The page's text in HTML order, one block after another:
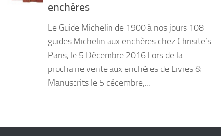
enchères
Le Guide Michelin de 1900 à nos jours 108
guides Michelin aux enchères chez Chrisite’s
Paris, le 5 Décembre 2016 Lors de la
prochaine vente aux enchères de Livres &
Manuscrits le 5 décembre,...